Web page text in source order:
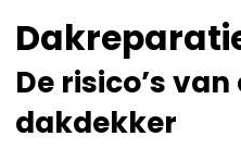
De risico’s
dakdekker